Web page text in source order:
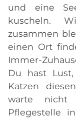
und eine
kuscheln.
zusammen
einen Ort
Immer-
Du hast
Katzen
warte nicht
Pflegestelle